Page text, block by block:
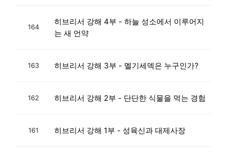
164
히브리서 강해 4부 - 하늘 성소에서 이루어지
는 새 언약
163 히브리서 강해 3부 - 멜기세덱은 누구인가?
162 히브리서 강해 2부 - 단단한 식물을 먹는 경험
161 히브리서 강해 1부 - 성육신과 대제사장